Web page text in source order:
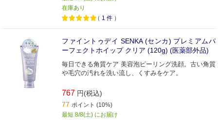
在庫あり
（ 1 件 ）
ファイントゥデイ SENKA (センカ) プレミアムパ
ーフェクトホイップ クリア (120g) (医薬部外品)
毎日できる角質ケア 美容泡ピーリング洗顔。古い角質
や毛穴の汚れを洗い流し、くすみをケア。
767 円(税込)
77 ポイント (10%)
最短 8/8(土) にお届け